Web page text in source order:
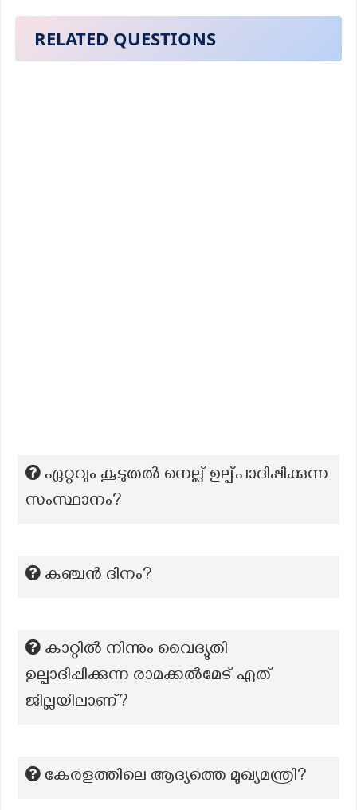
RELATED QUESTIONS
ഏറ്റവും കൂടുതല്‍ നെല്ല് ഉല്പ്പാദിപ്പിക്കുന്ന
സംസ്ഥാനം?
കുഞ്ചന്‍ ദിനം?
കാറ്റിൽ നിന്നും വൈദ്യുതി
ഉല്പാദിപ്പിക്കുന്ന രാമക്കൽമേട് ഏത്
ജില്ലയിലാണ്?
കേരളത്തിലെ ആദ്യത്തെ മുഖ്യമന്ത്രി?